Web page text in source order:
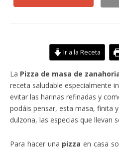
Ir a la Receta
La Pizza de masa de
receta saludable especialmente
evitar las harinas refinadas y
podáis pensar, esta masa, finita
dulzona, las especias que llevan
Para hacer una pizza en casa